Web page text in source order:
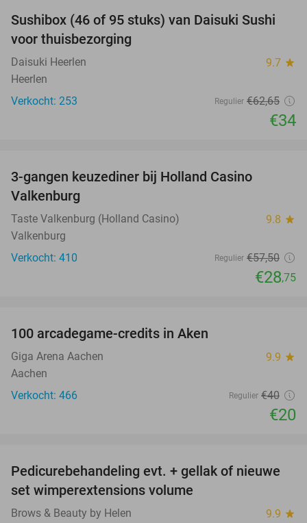
46%
Sushibox (46 of 95 stuks) van Daisuki Sushi
voor thuisbezorging
Daisuki Heerlen 9.7 star
Heerlen
Verkocht: 253
Regulier €62,65
€34
3-gangen keuzediner bij Holland Casino
Valkenburg
Taste Valkenburg (Holland Casino) 9.8 star
Valkenburg
Verkocht: 410
Regulier €57,50
€28,75
100 arcadegame-credits in Aken
Giga Arena Aachen 9.9 star
Aachen
Verkocht: 466
Regulier €40
€20
24%
Pedicurebehandeling evt. + gellak of nieuwe
set wimperextensions volume
Brows & Beauty by Helen 9.9 star